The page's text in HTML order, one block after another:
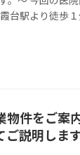
台駅より徒歩１
物件をご案
ご説明しま